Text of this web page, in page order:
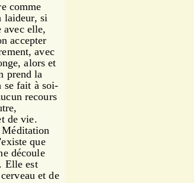
comme
laideur, si
avec elle,
accepter
avec
alors et
prend la
se fait à soi-
recours
de vie.
Méditation
que
découle
Elle est
et de